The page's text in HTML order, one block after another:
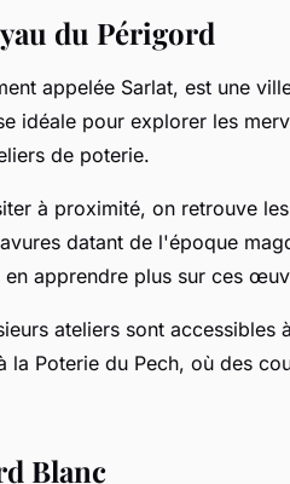
du Périgord
appelée Sarlat, est une
idéale pour explorer les
de poterie.
à proximité, on retrouve
datant de l'époque
apprendre plus sur ces
ateliers sont accessibles
la Poterie du Pech, où des
Blanc